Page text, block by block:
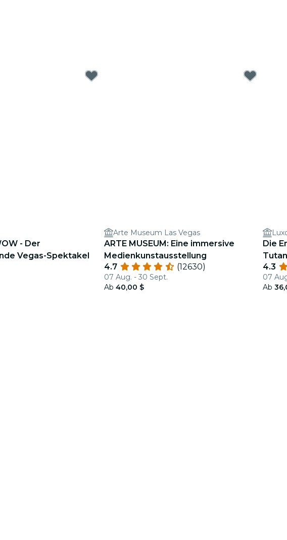
- Der
Vegas-Spektakel
Arte Museum Las Vegas
ARTE MUSEUM: Eine immersive
Medienkunstausstellung
4.7
(12630)
07 Aug. - 30 Sept.
Ab 40,00 $
Die
4.3
07
Ab